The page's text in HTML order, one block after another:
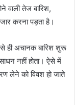
वाली तेज बारिश,
करना पड़ता है।
ही अचानक बारिश शुरू
नहीं होता। ऐसे में
लेने को विवश हो जाते